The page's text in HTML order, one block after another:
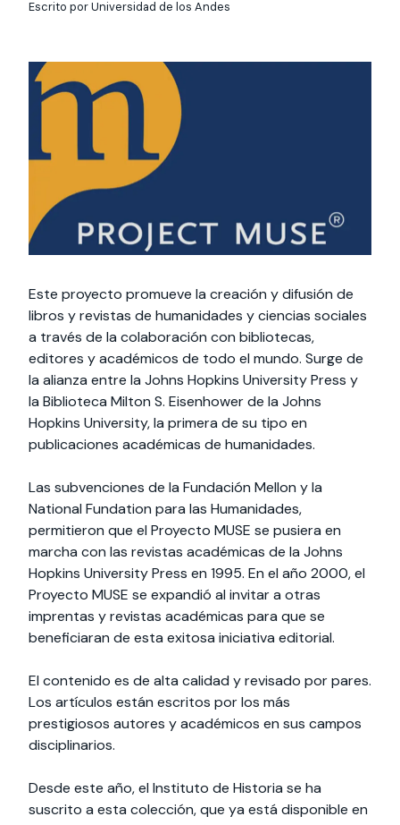
interesar:
International
students
interesar:
2025
vinculación con la
Extensión Cultural
Te puede interesar:
Te puede
Explora el campus
Uandes
Escrito por Universidad de los Andes
Este proyecto promueve la creación y difusión de
libros y revistas de humanidades y ciencias sociales
a través de la colaboración con bibliotecas,
editores y académicos de todo el mundo. Surge de
la alianza entre la Johns Hopkins University Press y
la Biblioteca Milton S. Eisenhower de la Johns
Hopkins University, la primera de su tipo en
publicaciones académicas de humanidades.
Las subvenciones de la Fundación Mellon y la
National Fundation para las Humanidades,
permitieron que el Proyecto MUSE se pusiera en
marcha con las revistas académicas de la Johns
Hopkins University Press en 1995. En el año 2000, el
Proyecto MUSE se expandió al invitar a otras
imprentas y revistas académicas para que se
beneficiaran de esta exitosa iniciativa editorial.
El contenido es de alta calidad y revisado por pares.
Los artículos están escritos por los más
prestigiosos autores y académicos en sus campos
disciplinarios.
Desde este año, el Instituto de Historia se ha
suscrito a esta colección, que ya está disponible en